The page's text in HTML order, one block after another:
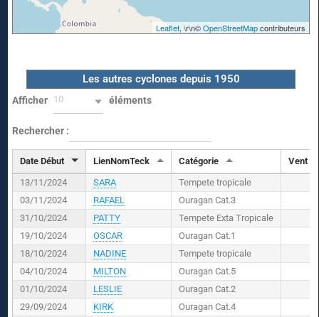
Leaflet, \r\n©OpenStreetMapcontributeurs
Les autres cyclones depuis 1950
Afficher 10 éléments
Rechercher :
Date Début LienNomTeck Catégorie Vent (
13/11/2024
SARA
Tempete tropicale
03/11/2024
RAFAEL
Ouragan Cat.3
31/10/2024
PATTY
Tempete Exta Tropicale
19/10/2024
OSCAR
Ouragan Cat.1
18/10/2024
NADINE
Tempete tropicale
04/10/2024
MILTON
Ouragan Cat.5
01/10/2024
LESLIE
Ouragan Cat.2
29/09/2024
KIRK
Ouragan Cat.4